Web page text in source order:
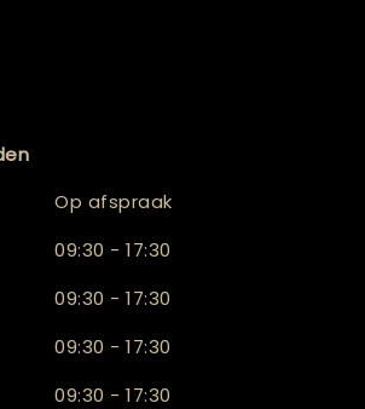
Op afspraak
09:30 - 17:30
09:30 - 17:30
09:30 - 17:30
09:30 - 17:30